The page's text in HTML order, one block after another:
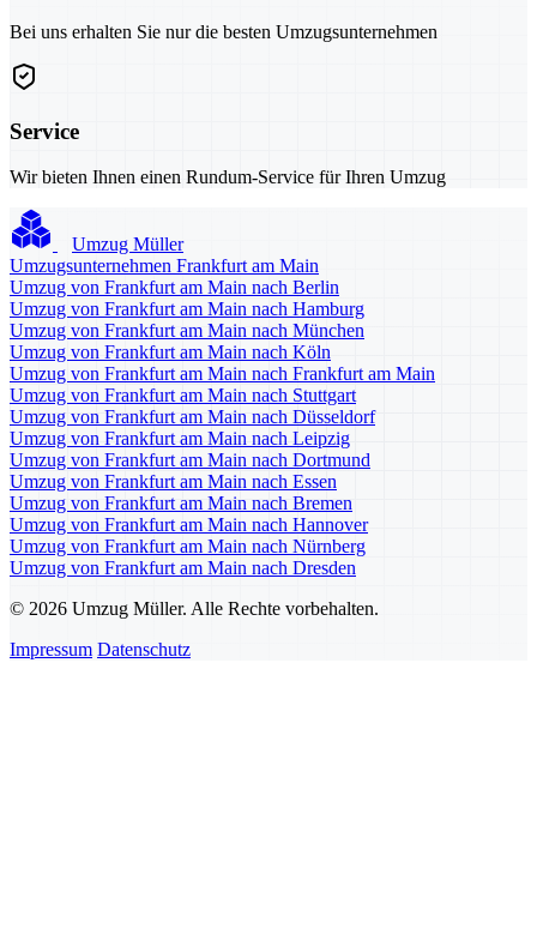
Bei uns erhalten Sie nur die besten Umzugsunternehmen
Service
Wir bieten Ihnen einen Rundum-Service für Ihren Umzug
Umzug Müller
Umzugsunternehmen Frankfurt am Main
Umzug von Frankfurt am Main nach Berlin
Umzug von Frankfurt am Main nach Hamburg
Umzug von Frankfurt am Main nach München
Umzug von Frankfurt am Main nach Köln
Umzug von Frankfurt am Main nach Frankfurt am Main
Umzug von Frankfurt am Main nach Stuttgart
Umzug von Frankfurt am Main nach Düsseldorf
Umzug von Frankfurt am Main nach Leipzig
Umzug von Frankfurt am Main nach Dortmund
Umzug von Frankfurt am Main nach Essen
Umzug von Frankfurt am Main nach Bremen
Umzug von Frankfurt am Main nach Hannover
Umzug von Frankfurt am Main nach Nürnberg
Umzug von Frankfurt am Main nach Dresden
© 2026 Umzug Müller. Alle Rechte vorbehalten.
Impressum Datenschutz